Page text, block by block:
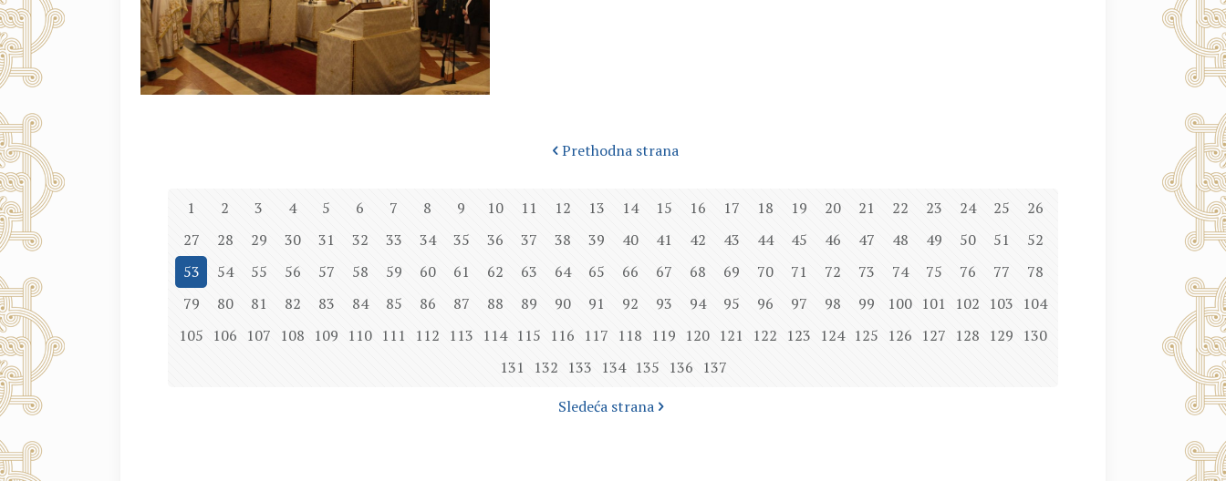
Prethodna strana
1 2 3 4 5 6 7 8 9 10 11 12 13 14 15 16 17 18 19 20 21 22 23 24 25
26
27
28 29 30 31 32 33 34 35 36 37 38 39 40 41 42 43 44 45 46 47 48 49 50 51
52
53
54 55 56 57 58 59 60 61 62 63 64 65 66 67 68 69 70 71 72 73 74 75 76 77
78
79
80 81 82 83 84 85 86 87 88 89 90 91 92 93 94 95 96 97 98 99 100 101 102 103 104
105 106 107 108 109 110 111 112 113 114 115 116 117 118 119 120 121 122 123 124 125 126 127 128 129 130
131
132 133 134 135 136 137
Sledeća strana